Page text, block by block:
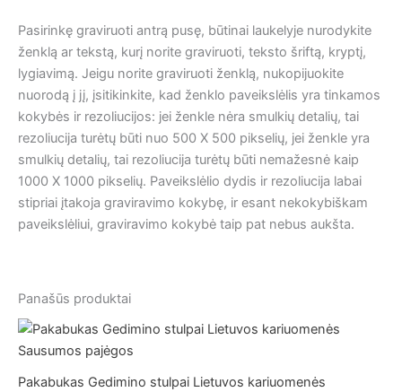
Pasirinkę graviruoti antrą pusę, būtinai laukelyje nurodykite
ženklą ar tekstą, kurį norite graviruoti, teksto šriftą, kryptį,
lygiavimą. Jeigu norite graviruoti ženklą, nukopijuokite
nuorodą į jį, įsitikinkite, kad ženklo paveikslėlis yra tinkamos
kokybės ir rezoliucijos: jei ženkle nėra smulkių detalių, tai
rezoliucija turėtų būti nuo 500 X 500 pikselių, jei ženkle yra
smulkių detalių, tai rezoliucija turėtų būti nemažesnė kaip
1000 X 1000 pikselių. Paveikslėlio dydis ir rezoliucija labai
stipriai įtakoja graviravimo kokybę, ir esant nekokybiškam
paveikslėliui, graviravimo kokybė taip pat nebus aukšta.
Panašūs produktai
Pakabukas Gedimino stulpai Lietuvos kariuomenės